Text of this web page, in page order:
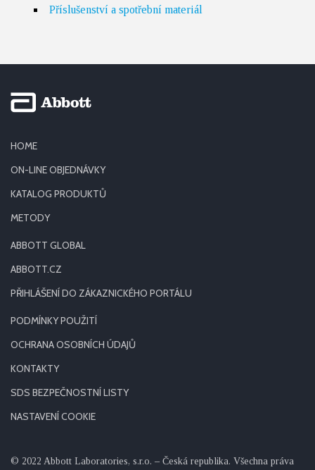
Příslušenství a spotřební materiál
HOME
ON-LINE OBJEDNÁVKY
KATALOG PRODUKTŮ
METODY
ABBOTT GLOBAL
ABBOTT.CZ
PŘIHLÁŠENÍ DO ZÁKAZNICKÉHO PORTÁLU
PODMÍNKY POUŽITÍ
OCHRANA OSOBNÍCH ÚDAJŮ
KONTAKTY
SDS BEZPEČNOSTNÍ LISTY
NASTAVENÍ COOKIE
© 2022 Abbott Laboratories, s.r.o. – Česká republika. Všechna práva